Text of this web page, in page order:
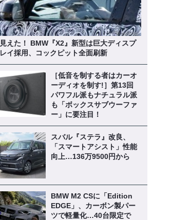
見えた！ BMW『X2』新型は巨大ディスプ
レイ採用、コックピット全面刷新
［低音を制する者はカーオ
ーディオを制す!］第13回
パワフル派もナチュラル派
も「ボックスサブウーファ
ー」に要注目！
スバル『ステラ』改良、
「スマートアシスト」性能
向上…136万9500円から
BMW M2 CSに「Edition
EDGE」、カーボン製パー
ツで軽量化…40台限定で